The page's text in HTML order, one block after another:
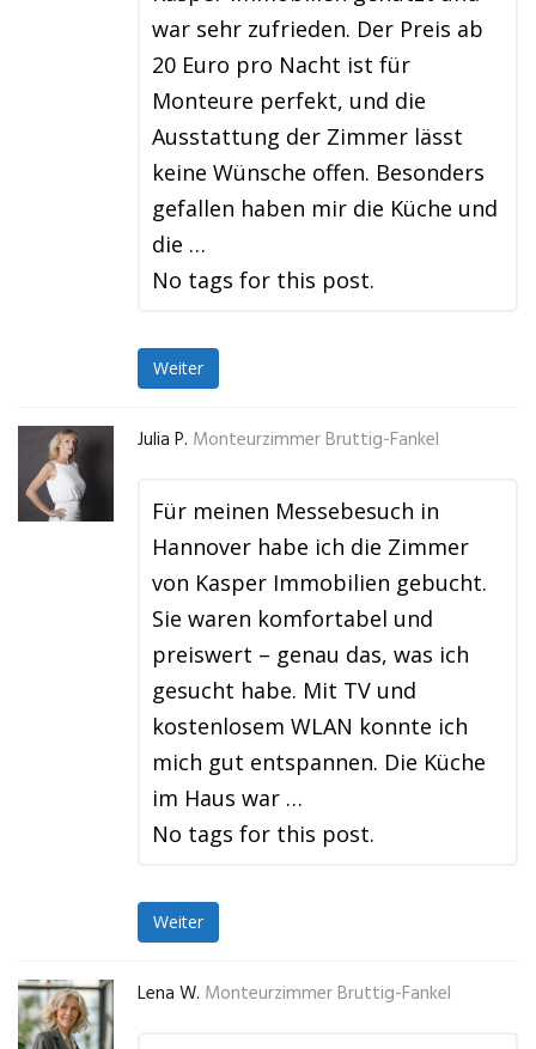
war sehr zufrieden. Der Preis ab
20 Euro pro Nacht ist für
Monteure perfekt, und die
Ausstattung der Zimmer lässt
keine Wünsche offen. Besonders
gefallen haben mir die Küche und
die …
No tags for this post.
Weiter
Julia P. Monteurzimmer Bruttig-Fankel
Für meinen Messebesuch in
Hannover habe ich die Zimmer
von Kasper Immobilien gebucht.
Sie waren komfortabel und
preiswert – genau das, was ich
gesucht habe. Mit TV und
kostenlosem WLAN konnte ich
mich gut entspannen. Die Küche
im Haus war …
No tags for this post.
Weiter
Lena W. Monteurzimmer Bruttig-Fankel